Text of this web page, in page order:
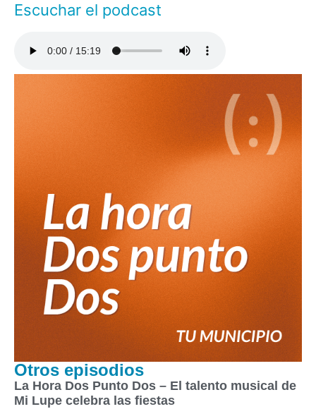
Escuchar el podcast
Otros episodios
La Hora Dos Punto Dos – El talento musical de
Mi Lupe celebra las fiestas